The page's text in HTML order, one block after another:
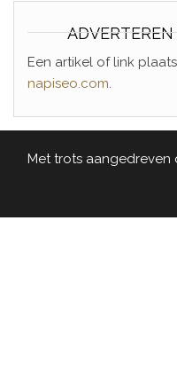
Een artikel of link
napiseo.com.
Met trots aangedreven